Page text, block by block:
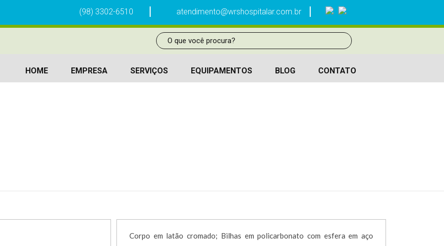
(98) 3302-6510 atendimento@wrshospitalar.com.br
HOME EMPRESA SERVIÇOS EQUIPAMENTOS BLOG CONTATO
Corpo em latão cromado; Bilhas em policarbonato com esfera em aço